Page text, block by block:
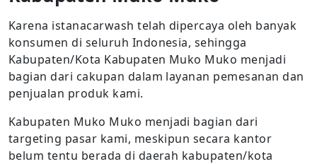
Karena istanacarwash telah dipercaya oleh banyak
konsumen di seluruh Indonesia, sehingga
Kabupaten/Kota Kabupaten Muko Muko menjadi
bagian dari cakupan dalam layanan pemesanan dan
penjualan produk kami.
Kabupaten Muko Muko menjadi bagian dari
targeting pasar kami, meskipun secara kantor
belum tentu berada di daerah kabupaten/kota